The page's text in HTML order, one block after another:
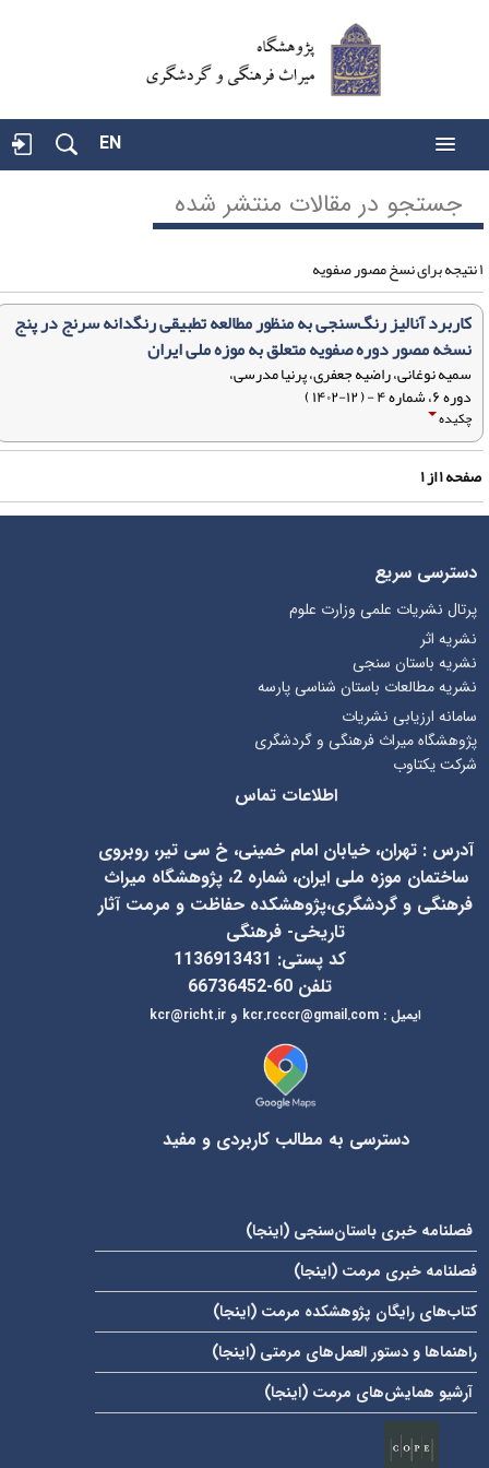
EN
جستجو در مقالات منتشر شده
کاربرد آنالیز رنگ‌سنجی به منظور مطالعه تطبیقی رنگدانه سرنج در پنج
نسخه مصور دوره صفویه متعلق به موزه ملی ایران
سمیه نوغانی، راضیه جعفری، پرنیا مدرسی،
دوره ۶، شماره ۴ - ( ۱۲-۱۴۰۲ )
چکیده
۱از۱
دسترسی سریع
پرتال نشریات علمی وزارت علوم
نشریه اثر
نشریه باستان سنجی
نشریه مطالعات باستان شناسی پارسه
سامانه ارزیابی نشریات
پژوهشگاه میراث فرهنگی و گردشگری
شرکت یکتاوب
اطلاعات تماس
آدرس : تهران، خیابان امام خمینی، خ سی تیر، روبروی
ساختمان موزه ملی ایران، شماره 2، پژوهشگاه میراث
فرهنگی و گردشگری،پژوهشکده حفاظت و مرمت آثار
تاریخی- فرهنگی
کد پستی: 1136913431
تلفن 60-66736452
ایمیل:
kcr@richt.ir و kcr.rcccr@gmail.com
دسترسی به مطالب کاربردی و مفید
فصلنامه خبری باستان‌سنجی ( اینجا)
فصلنامه خبری مرمت ( اینجا)
کتاب‌های رایگان پژوهشکده مرمت ( اینجا)
راهنماها و دستور العمل‌های مرمتی ( اینجا)
آرشیو همایش‌های مرمت ( اینجا)